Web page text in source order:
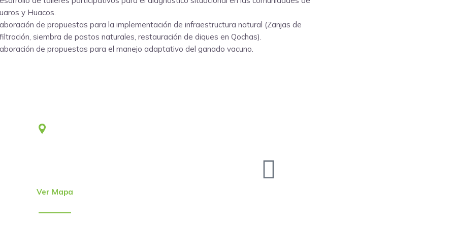
y Huacos.
de propuestas para la implementación de infraestructura natural (Zanjas de
siembra de pastos naturales, restauración de diques en Qochas).
de propuestas para el manejo adaptativo del ganado vacuno.
Ver Mapa